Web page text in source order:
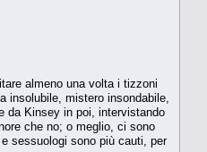
almeno una volta i tizzoni
insolubile, mistero insondabile,
da Kinsey in poi, intervistando
che no; o meglio, ci sono
sessuologi sono più cauti, per